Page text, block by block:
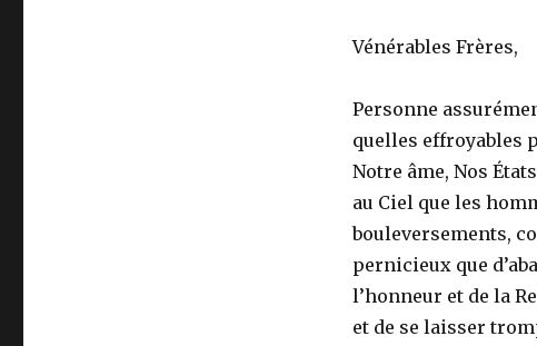
Vénérables Frères,
Personne
quelles effroyables
Notre âme, Nos
au Ciel que les
bouleversements,
pernicieux que
l’honneur et de la
et de se laisser